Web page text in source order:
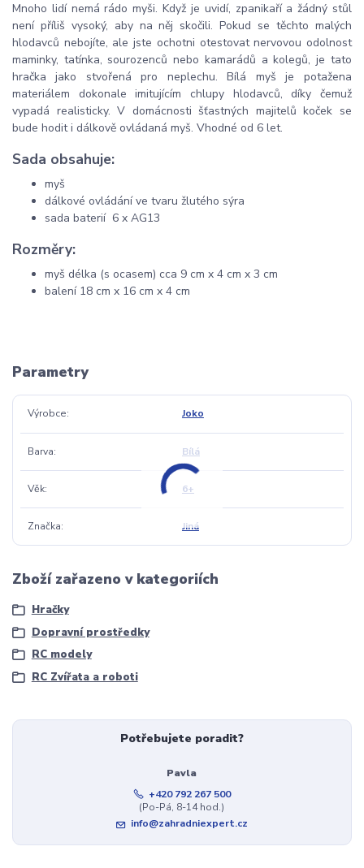
Mnoho lidí nemá rádo myši. Když je uvidí, zpanikaří a žádný stůl
není příliš vysoký, aby na něj skočili. Pokud se těchto malých
hlodavců nebojíte, ale jste ochotni otestovat nervovou odolnost
maminky, tatínka, sourozenců nebo kamarádů a kolegů, je tato
hračka jako stvořená pro neplechu. Bílá myš je potažena
materiálem dokonale imitujícím chlupy hlodavců, díky čemuž
vypadá realisticky. V domácnosti šťastných majitelů koček se
bude hodit i dálkově ovládaná myš. Vhodné od 6 let.
Sada obsahuje:
myš
dálkové ovládání ve tvaru žlutého sýra
sada baterií 6 x AG13
Rozměry:
myš délka (s ocasem) cca 9 cm x 4 cm x 3 cm
balení 18 cm x 16 cm x 4 cm
Parametry
Výrobce Joko
Barva Bílá
Věk 6+
Značka Jiná
Zboží zařazeno v kategoriích
Hračky
Dopravní prostředky
RC modely
RC Zvířata a roboti
Potřebujete poradit?
Pavla
+420 792 267 500
(Po-Pá, 8-14 hod.)
info@zahradniexpert.cz